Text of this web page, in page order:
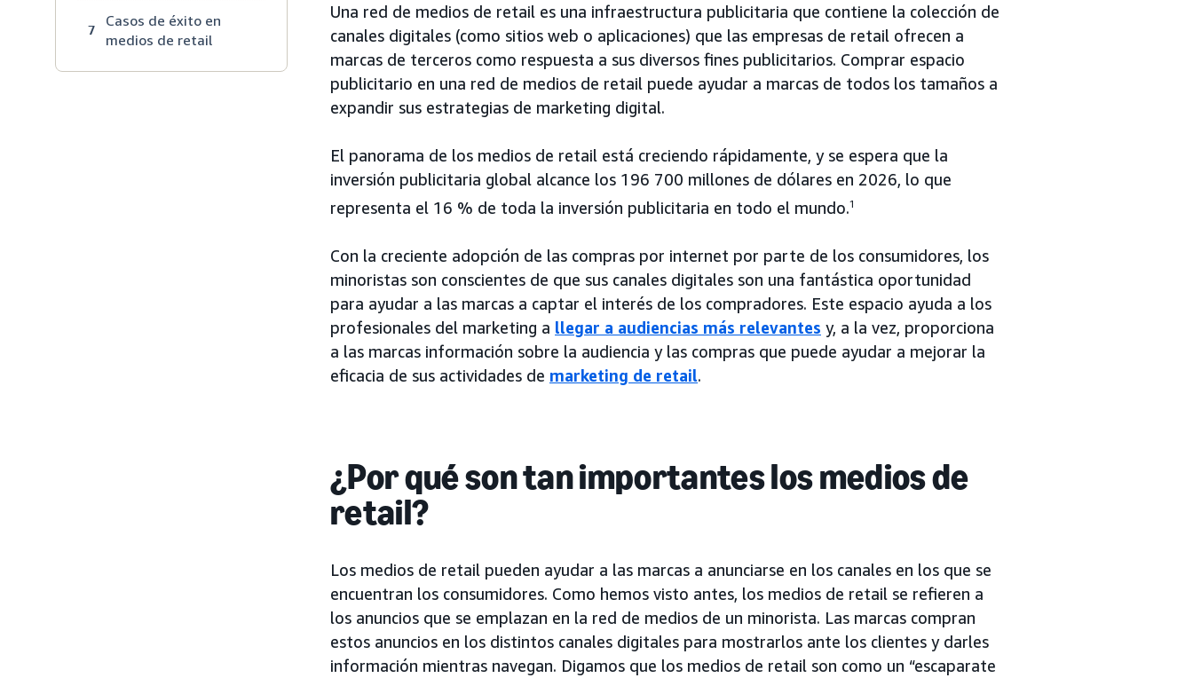
7
Casos de éxito en
medios de retail
Una red de medios de retail es una infraestructura publicitaria que contiene la colección de
canales digitales (como sitios web o aplicaciones) que las empresas de retail ofrecen a
marcas de terceros como respuesta a sus diversos fines publicitarios. Comprar espacio
publicitario en una red de medios de retail puede ayudar a marcas de todos los tamaños a
expandir sus estrategias de marketing digital.
El panorama de los medios de retail está creciendo rápidamente, y se espera que la
inversión publicitaria global alcance los 196 700 millones de dólares en 2026, lo que
representa el 16 % de toda la inversión publicitaria en todo el mundo.1
Con la creciente adopción de las compras por internet por parte de los consumidores, los
minoristas son conscientes de que sus canales digitales son una fantástica oportunidad
para ayudar a las marcas a captar el interés de los compradores. Este espacio ayuda a los
profesionales del marketing a llegar a audiencias más relevantes y, a la vez, proporciona
a las marcas información sobre la audiencia y las compras que puede ayudar a mejorar la
eficacia de sus actividades de marketing de retail.
¿Por qué son tan importantes los medios de
retail?
Los medios de retail pueden ayudar a las marcas a anunciarse en los canales en los que se
encuentran los consumidores. Como hemos visto antes, los medios de retail se refieren a
los anuncios que se emplazan en la red de medios de un minorista. Las marcas compran
estos anuncios en los distintos canales digitales para mostrarlos ante los clientes y darles
información mientras navegan. Digamos que los medios de retail son como un “escaparate